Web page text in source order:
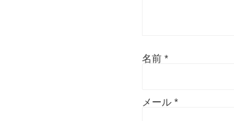
名前 *
メール *